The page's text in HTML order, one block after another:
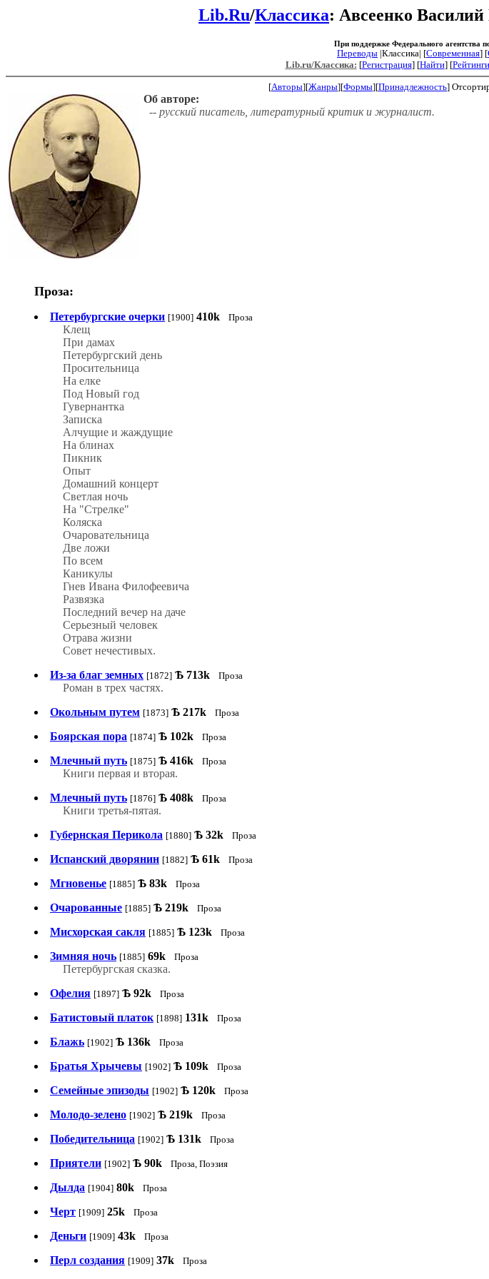
Lib.Ru/Классика: Авсеенко Василий
При поддержке Федерального агентства
Переводы |Классика| [Современная] [
Lib.ru/Классика: [Регистрация] [Найти] [Рейтинги
[Авторы][Жанры][Формы][Принадлежность]
Об авторе:
-- русский писатель, литературный критик и журналист.
Проза:
Петербургские очерки [1900] 410k Проза
Клещ
При дамах
Петербургский день
Просительница
На елке
Под Новый год
Гувернантка
Записка
Алчущие и жаждущие
На блинах
Пикник
Опыт
Домашний концерт
Светлая ночь
На "Стрелке"
Коляска
Очаровательница
Две ложи
По всем
Каникулы
Гнев Ивана Филофеевича
Развязка
Последний вечер на даче
Серьезный человек
Отрава жизни
Совет нечестивых.
Из-за благ земных [1872] Ѣ 713k Проза
Роман в трех частях.
Окольным путем [1873] Ѣ 217k Проза
Боярская пора [1874] Ѣ 102k Проза
Млечный путь [1875] Ѣ 416k Проза
Книги первая и вторая.
Млечный путь [1876] Ѣ 408k Проза
Книги третья-пятая.
Губернская Перикола [1880] Ѣ 32k Проза
Испанский дворянин [1882] Ѣ 61k Проза
Мгновенье [1885] Ѣ 83k Проза
Очарованные [1885] Ѣ 219k Проза
Мисхорская сакля [1885] Ѣ 123k Проза
Зимняя ночь [1885] 69k Проза
Петербургская сказка.
Офелия [1897] Ѣ 92k Проза
Батистовый платок [1898] 131k Проза
Блажь [1902] Ѣ 136k Проза
Братья Хрычевы [1902] Ѣ 109k Проза
Семейные эпизоды [1902] Ѣ 120k Проза
Молодо-зелено [1902] Ѣ 219k Проза
Победительница [1902] Ѣ 131k Проза
Приятели [1902] Ѣ 90k Проза, Поэзия
Дылда [1904] 80k Проза
Черт [1909] 25k Проза
Деньги [1909] 43k Проза
Перл создания [1909] 37k Проза